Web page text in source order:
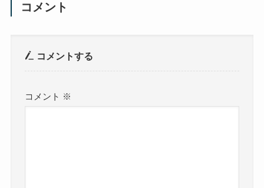
コメント
コメントする
コメント ※